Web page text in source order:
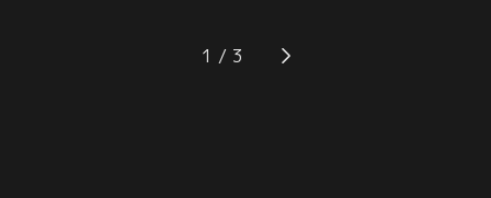
ューを貶め、殺害するために仕組ん
だ謀略……本性を現したジュラは強
ャガーノート）。ボールスが率いて
いた上級冒険者達が一瞬で生命を散
1